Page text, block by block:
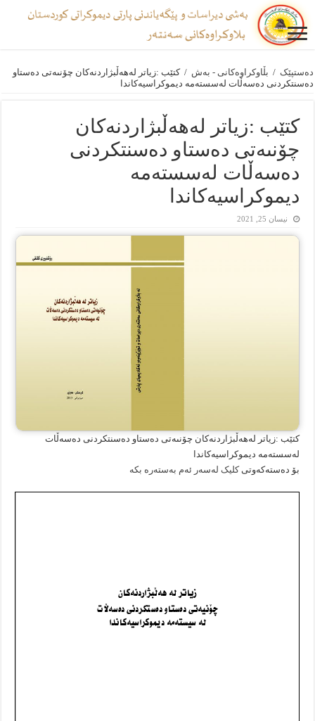
دەستپێک / بڵاوکراوەکانی - بەش / کتێب :زیاتر لەهەڵبژاردنەکان چۆنىەتی دەستاو
دەسنتکردنى دەسەڵات لەسستەمە دیموکراسیەکاندا
کتێب :زیاتر لەهەڵبژاردنەکان
چۆنىەتی دەستاو دەسنتکردنى
دەسەڵات لەسستەمە
دیموکراسیەکاندا
نیسان 25, 2021
کتێب :زیاتر لەهەڵبژاردنەکان چۆنىەتی دەستاو دەسنتکردنى دەسەڵات
لەسستەمە دیموکراسیەکاندا
بۆ دەستەکەوتی کلیک لەسەر ئەم بەستەرە بکە